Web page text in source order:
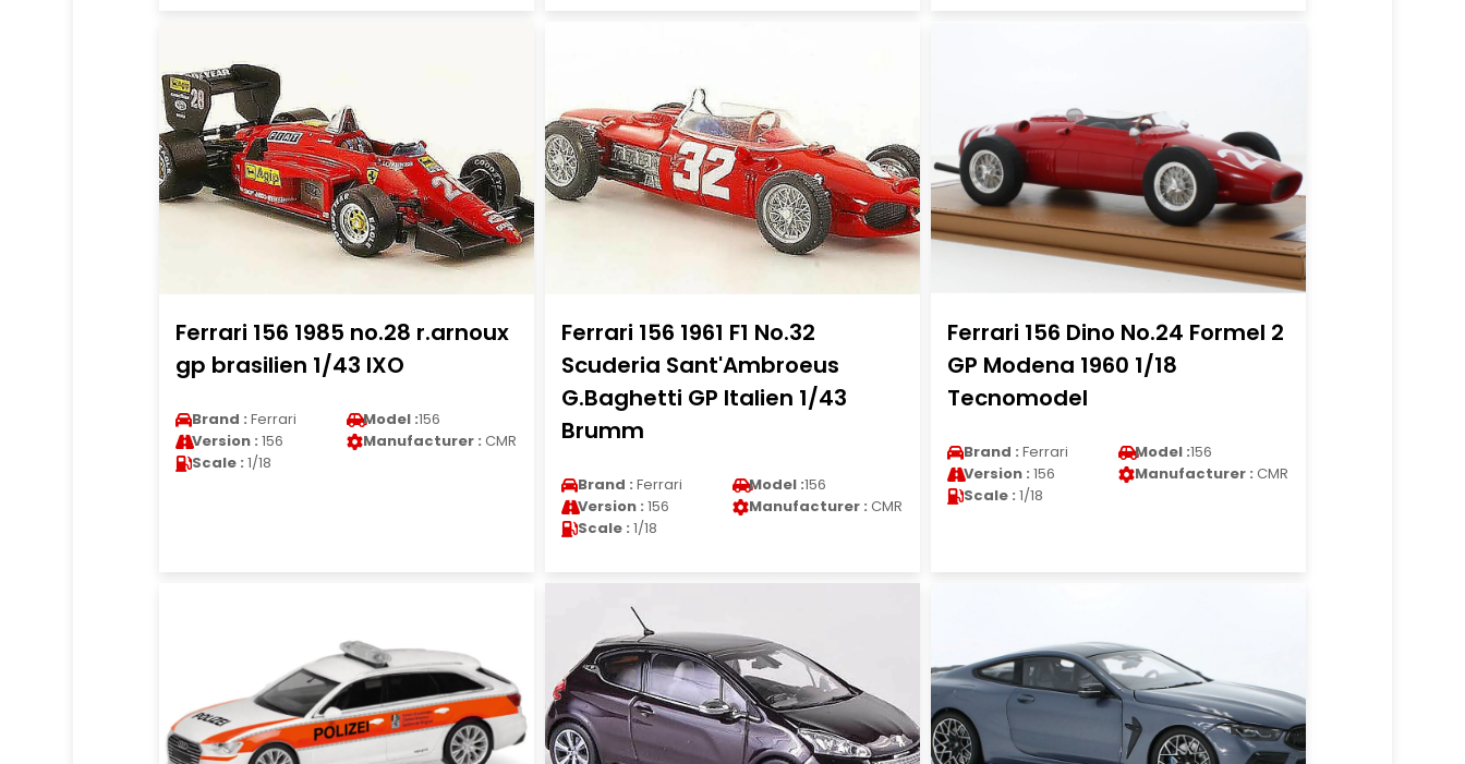
Ferrari 156 1985 no.28 r.arnoux
gp brasilien 1/43 IXO
Brand : Ferrari Model :156
Version : 156 Manufacturer : CMR
Scale : 1/18
Ferrari 156 1961 F1 No.32
Scuderia Sant'Ambroeus
G.Baghetti GP Italien 1/43
Brumm
Brand : Ferrari Model :156
Version : 156 Manufacturer : CMR
Scale : 1/18
Ferrari 156 Dino No.24 Formel 2
GP Modena 1960 1/18
Tecnomodel
Brand : Ferrari Model :156
Version : 156 Manufacturer : CMR
Scale : 1/18